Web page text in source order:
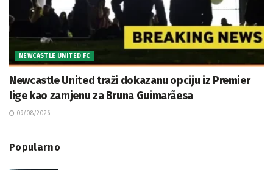
NEWCASTLE UNITED FC
Newcastle United traži dokazanu opciju iz Premier
lige kao zamjenu za Bruna Guimarãesa
09/08/2026
Popularno